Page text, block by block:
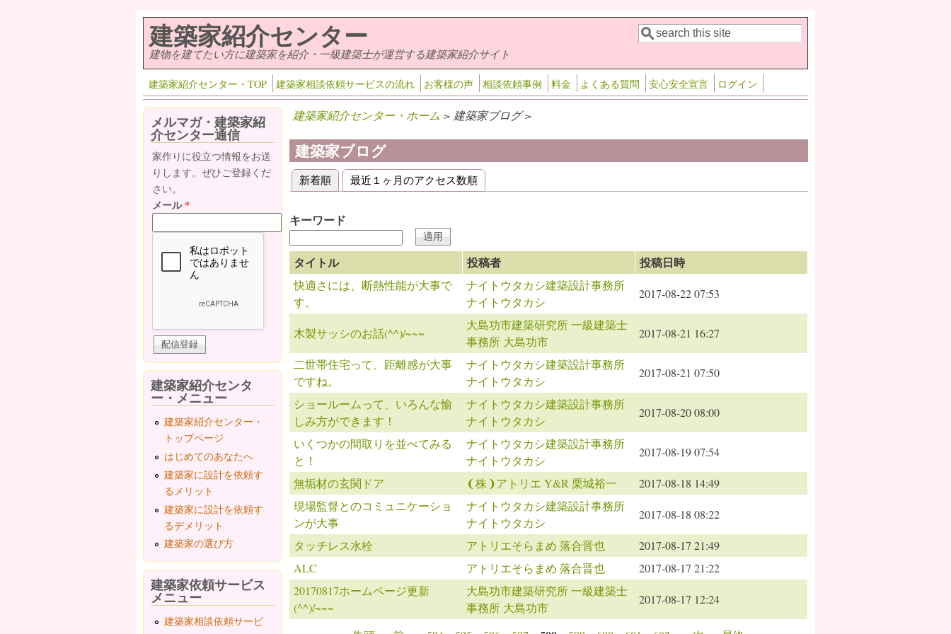
建築家紹介センター
建物を建てたい方に建築家を紹介・一級建築士が運営する建築家紹介サイト 検索フォーム
検索
建築家紹介センター・TOP 建築家相談依頼サービスの流れ お客様の声 相談依頼事例 料金 よくある質問 安心安全宣言 ログイン
建築家紹介センター・ホーム > 建築家ブログ >
建築家ブログ
プライマリータブ
新着順(アクティブなタブ)
最近１ヶ月のアクセス数順
キーワード
タイトル 投稿者 投稿日時
快適さには、断熱性能が大事で
す。
ナイトウタカシ建築設計事務所
ナイトウタカシ
2017-08-22 07:53
木製サッシのお話(^^)/~~~
大島功市建築研究所 一級建築士
事務所 大島功市
2017-08-21 16:27
二世帯住宅って、距離感が大事
ですね。
ナイトウタカシ建築設計事務所
ナイトウタカシ
2017-08-21 07:50
ショールームって、いろんな愉
しみ方ができます！
ナイトウタカシ建築設計事務所
ナイトウタカシ
2017-08-20 08:00
いくつかの間取りを並べてみる
と！
ナイトウタカシ建築設計事務所
ナイトウタカシ
2017-08-19 07:54
無垢材の玄関ドア ❨株❩アトリエ Y&R 栗城裕一
2017-08-18 14:49
現場監督とのコミュニケーショ
ンが大事
ナイトウタカシ建築設計事務所
ナイトウタカシ
2017-08-18 08:22
タッチレス水栓 アトリエそらまめ 落合晋也
2017-08-17 21:49
ALC
アトリエそらまめ 落合晋也
2017-08-17 21:22
20170817ホームページ更新
(^^)/~~~
大島功市建築研究所 一級建築士
事務所 大島功市
2017-08-17 12:24
メルマガ・建築家紹
介センター通信
家作りに役立つ情報をお送
りします。ぜひご登録くだ
さい。
メール*
建築家紹介センタ
ー・メニュー
建築家紹介センター・
トップページ
はじめてのあなたへ
建築家に設計を依頼す
るメリット
建築家に設計を依頼す
るデメリット
建築家の選び方
建築家依頼サービス
メニュー
建築家相談依頼サービ